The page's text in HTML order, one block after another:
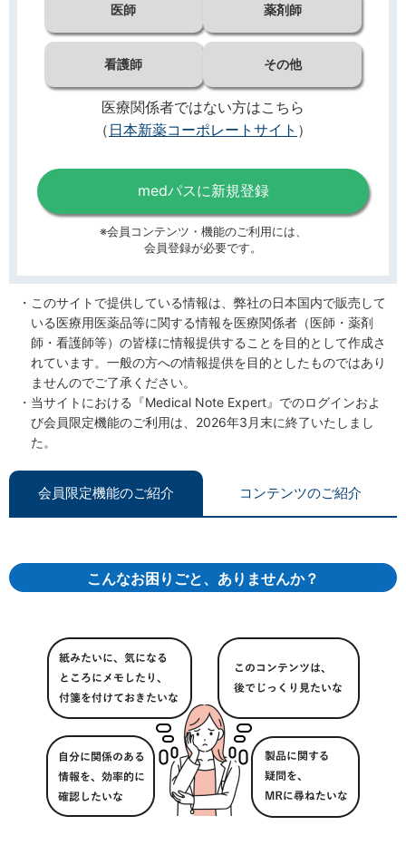
医師 薬剤師
看護師 その他
医療関係者ではない方はこちら
（ 日本新薬コーポレートサイト ）
medパスに新規登録
※会員コンテンツ・機能のご利用には、
会員登録が必要です。
このサイトで提供している情報は、弊社の日本国内で販売して
いる医療用医薬品等に関する情報を医療関係者（医師・薬剤
師・看護師等）の皆様に情報提供することを目的として作成さ
れています。一般の方への情報提供を目的としたものではあり
ませんのでご了承ください。
当サイトにおける『Medical Note Expert』でのログインおよ
び会員限定機能のご利用は、2026年3月末に終了いたしまし
た。
会員限定機能のご紹介 コンテンツのご紹介
こんなお困りごと、ありませんか？